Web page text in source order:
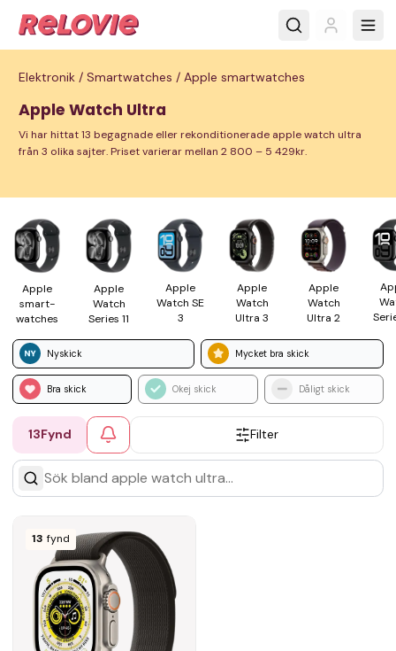
Elektronik / Smartwatches / Apple smartwatches
Apple Watch Ultra
Vi har hittat 13 begagnade eller rekonditionerade apple watch ultra
från 3 olika sajter. Priset varierar mellan 2 800 – 5 429kr.
Apple
smart­
watches
Apple
Watch
Series 11
Apple
Watch SE
3
Apple
Watch
Ultra 3
Apple
Watch
Ultra 2
Nyskick Mycket bra skick
Bra skick Okej skick Dåligt skick
13Fynd Filter
13 fynd